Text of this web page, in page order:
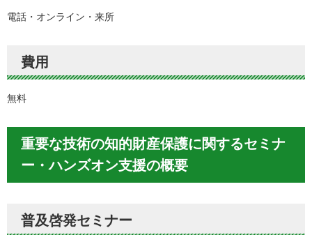
電話・オンライン・来所
費用
無料
重要な技術の知的財産保護に関するセミナ
ー・ハンズオン支援の概要
普及啓発セミナー